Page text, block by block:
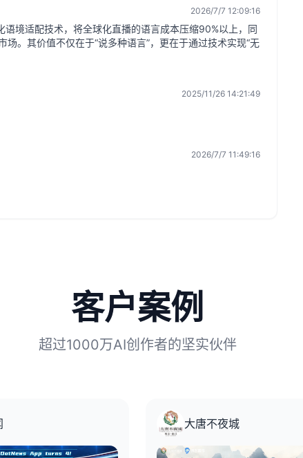
2026/7/7 12:09:16
境适配技术，将全球化直播的语言成本压缩90%以上，同
。其价值不仅在于“说多种语言”，更在于通过技术实现“无
2025/11/26 14:21:49
2026/7/7 11:49:16
客户案例
超过1000万AI创作者的坚实伙伴
大唐不夜城